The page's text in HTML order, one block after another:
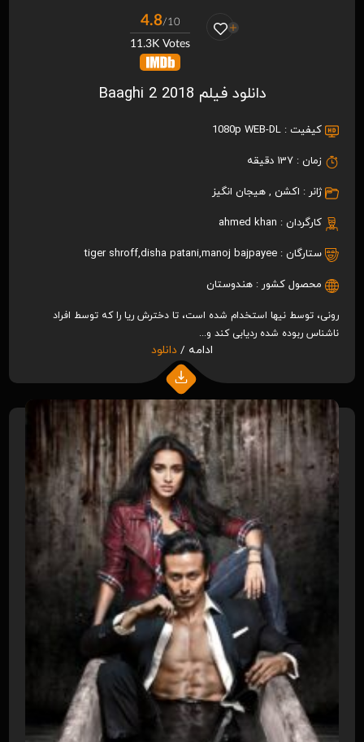
4.8/10
11.3K Votes
دانلود فیلم Baaghi 2 2018
کیفیت : 1080p WEB-DL
زمان : 137 دقیقه
ژانر : اکشن ,هیجان انگیز
کارگردان : ahmed khan
ستارگان : tiger shroff,disha patani,manoj bajpayee
محصول کشور : هندوستان
رونی، توسط نیها استخدام شده است، تا دخترش ریا را که توسط افراد
ناشناس ربوده شده ردیابی کند و...
ادامه / دانلود